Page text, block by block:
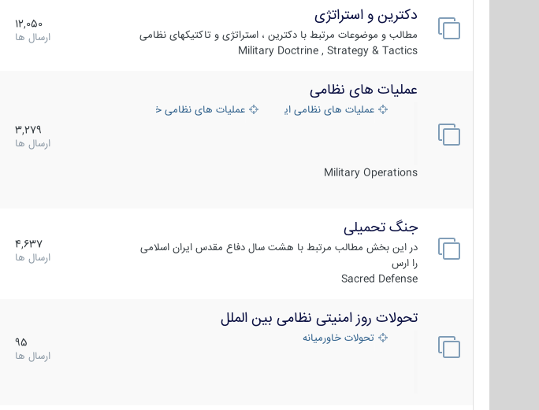
دکترین و استراتژی
مطالب و موضوعات مرتبط با دکترین ، استراتژی و تاکتیکهای نظامی
Military Doctrine , Strategy & Tactics
12,050
ارسال ها
عملیات های نظامی
عملیات های نظامی ایران عملیات های نظامی خارجی
Military Operations
3,279
ارسال ها
جنگ تحمیلی
در این بخش مطالب مرتبط با هشت سال دفاع مقدس ایران اسلامی
را ارس
Sacred Defense
4,637
ارسال ها
تحولات روز امنیتی نظامی بین الملل
تحولات خاورمیانه
95
ارسال ها